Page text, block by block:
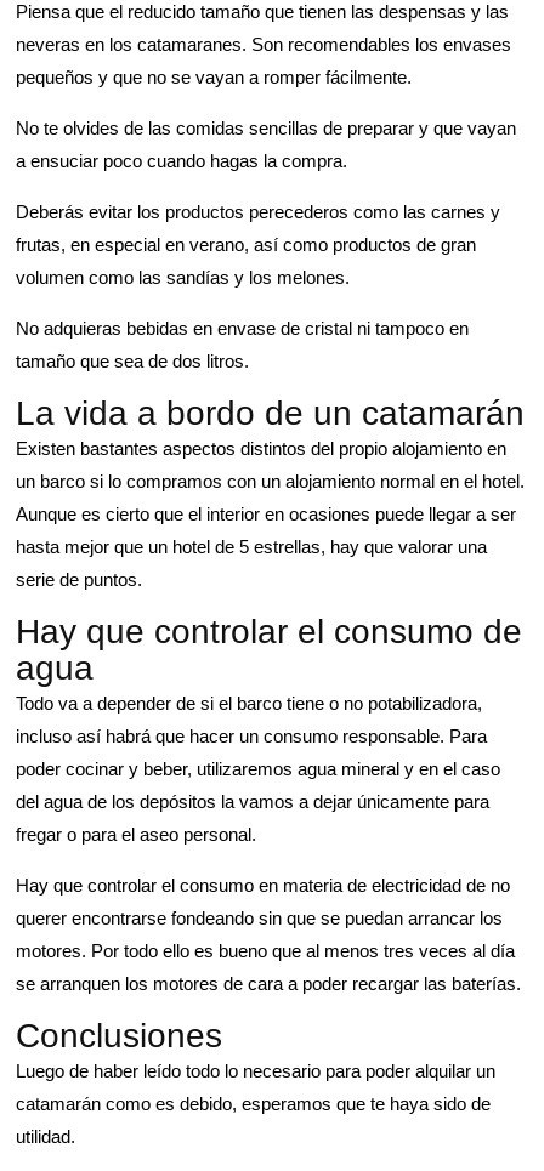
Piensa que el reducido tamaño que tienen las despensas y las
neveras en los catamaranes. Son recomendables los envases
pequeños y que no se vayan a romper fácilmente.
No te olvides de las comidas sencillas de preparar y que vayan
a ensuciar poco cuando hagas la compra.
Deberás evitar los productos perecederos como las carnes y
frutas, en especial en verano, así como productos de gran
volumen como las sandías y los melones.
No adquieras bebidas en envase de cristal ni tampoco en
tamaño que sea de dos litros.
La vida a bordo de un catamarán
Existen bastantes aspectos distintos del propio alojamiento en
un barco si lo compramos con un alojamiento normal en el hotel.
Aunque es cierto que el interior en ocasiones puede llegar a ser
hasta mejor que un hotel de 5 estrellas, hay que valorar una
serie de puntos.
Hay que controlar el consumo de
agua
Todo va a depender de si el barco tiene o no potabilizadora,
incluso así habrá que hacer un consumo responsable. Para
poder cocinar y beber, utilizaremos agua mineral y en el caso
del agua de los depósitos la vamos a dejar únicamente para
fregar o para el aseo personal.
Hay que controlar el consumo en materia de electricidad de no
querer encontrarse fondeando sin que se puedan arrancar los
motores. Por todo ello es bueno que al menos tres veces al día
se arranquen los motores de cara a poder recargar las baterías.
Conclusiones
Luego de haber leído todo lo necesario para poder alquilar un
catamarán como es debido, esperamos que te haya sido de
utilidad.